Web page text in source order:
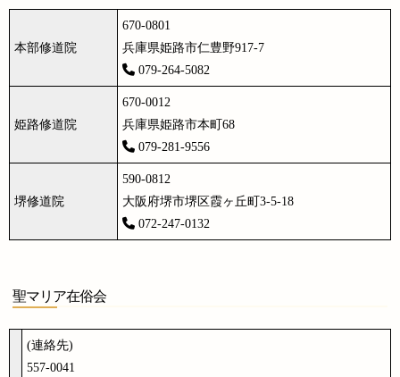
本部修道院
670-0801
兵庫県姫路市仁豊野917-7
079-264-5082
姫路修道院
670-0012
兵庫県姫路市本町68
079-281-9556
堺修道院
590-0812
大阪府堺市堺区霞ヶ丘町3-5-18
072-247-0132
聖マリア在俗会
(連絡先)
557-0041